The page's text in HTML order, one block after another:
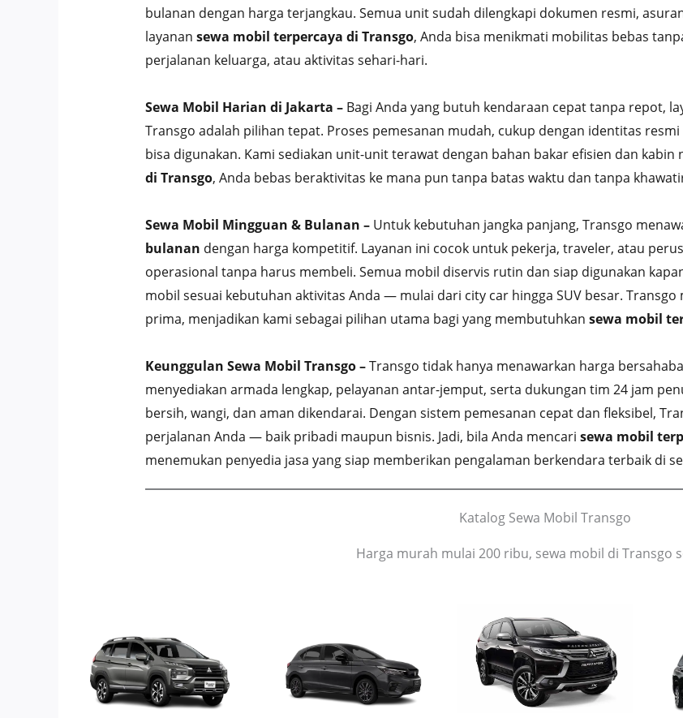
bulanan dengan harga terjangkau. Semua unit sudah dilengkapi dokumen resmi,
layanan sewa mobil terpercaya di Transgo, Anda bisa menikmati mobilitas bebas
perjalanan keluarga, atau aktivitas sehari-hari.
Sewa Mobil Harian di Jakarta –Bagi Anda yang butuh kendaraan cepat tanpa repot,
Transgo adalah pilihan tepat. Proses pemesanan mudah, cukup dengan identitas
bisa digunakan. Kami sediakan unit-unit terawat dengan bahan bakar efisien dan kabin
di Transgo, Anda bebas beraktivitas ke mana pun tanpa batas waktu dan tanpa
Sewa Mobil Mingguan & Bulanan –Untuk kebutuhan jangka panjang, Transgo
bulanan dengan harga kompetitif. Layanan ini cocok untuk pekerja, traveler, atau
operasional tanpa harus membeli. Semua mobil diservis rutin dan siap digunakan
mobil sesuai kebutuhan aktivitas Anda — mulai dari city car hingga SUV besar.
prima, menjadikan kami sebagai pilihan utama bagi yang membutuhkan sewa mobil
Keunggulan Sewa Mobil Transgo –Transgo tidak hanya menawarkan harga
menyediakan armada lengkap, pelayanan antar-jemput, serta dukungan tim 24 jam
bersih, wangi, dan aman dikendarai. Dengan sistem pemesanan cepat dan fleksibel,
perjalanan Anda — baik pribadi maupun bisnis. Jadi, bila Anda mencari sewa mobil
menemukan penyedia jasa yang siap memberikan pengalaman berkendara terbaik di
Katalog Sewa Mobil Transgo
Harga murah mulai 200 ribu, sewa mobil di Transgo